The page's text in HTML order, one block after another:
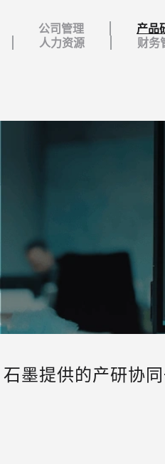
公司管理 产品
人力资源
财务
石墨提供的产研协